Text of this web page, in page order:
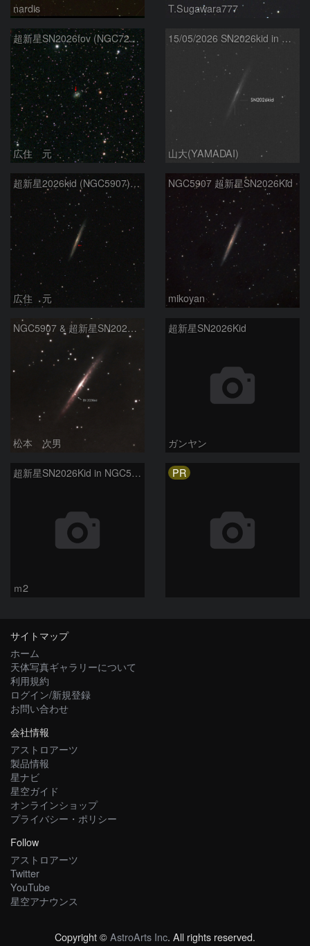
nardis T.Sugawara777
超新星SN2026fov (NGC7292) 5/17
広住 元
15/05/2026 SN2026kid in NGC5907
山大(YAMADAI)
超新星2026kid (NGC5907) 5/17
広住 元
NGC5907 超新星SN2026Kid
mikoyan
NGC5907 & 超新星SN2026kid
松本 次男
超新星SN2026Kid
ガンヤン
超新星SN2026Kid in NGC5907
ｍ2
PR
サイトマップ
ホーム
天体写真ギャラリーについて
利用規約
ログイン/新規登録
お問い合わせ
会社情報
アストロアーツ
製品情報
星ナビ
星空ガイド
オンラインショップ
プライバシー・ポリシー
Follow
アストロアーツ
Twitter
YouTube
星空アナウンス
Copyright ©AstroArts Inc. All rights reserved.